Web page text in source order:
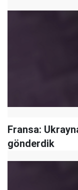
Fransa:
gönderdik